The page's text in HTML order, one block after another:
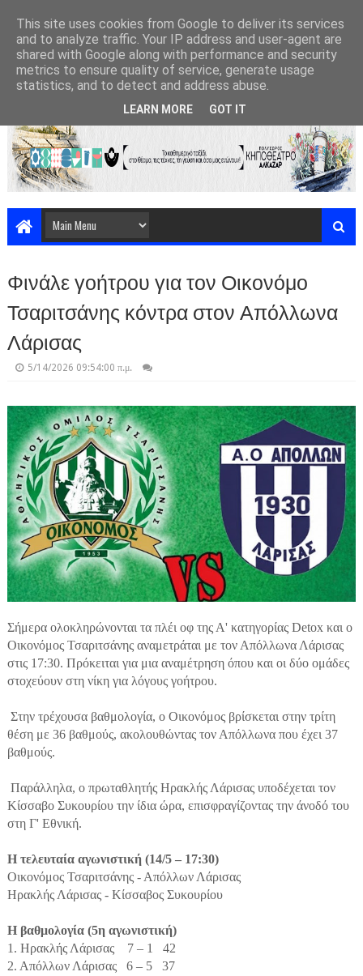
Φινάλε γοήτρου για τον Οικονόμο
Τσαριτσάνης κόντρα στον Απόλλωνα
Λάρισας
5/14/2026 09:54:00 π.μ.
Σήμερα ολοκληρώνονται τα πλέι οφ της Α' κατηγορίας Detox και ο
Οικονόμος Τσαριτσάνης αναμετράται με τον Απόλλωνα Λάρισας
στις 17:30. Πρόκειται για μια αναμέτρηση όπου και οι δύο ομάδες
στοχεύουν στη νίκη για λόγους γοήτρου.
Στην τρέχουσα βαθμολογία, ο Οικονόμος βρίσκεται στην τρίτη
θέση με 36 βαθμούς, ακολουθώντας τον Απόλλωνα που έχει 37
βαθμούς.
Παράλληλα, ο πρωταθλητής Ηρακλής Λάρισας υποδέχεται τον
Κίσσαβο Συκουρίου την ίδια ώρα, επισφραγίζοντας την άνοδό του
στη Γ' Εθνική.
Η τελευταία αγωνιστική (14/5 – 17:30)
Οικονόμος Τσαριτσάνης - Απόλλων Λάρισας
Ηρακλής Λάρισας - Κίσσαβος Συκουρίου
Η βαθμολογία (5η αγωνιστική)
1. Ηρακλής Λάρισας 7 – 1 42
2. Απόλλων Λάρισας 6 – 5 37
This site uses cookies from Google to deliver its services
and to analyze traffic. Your IP address and user-agent are
shared with Google along with performance and security
metrics to ensure quality of service, generate usage
statistics, and to detect and address abuse.
LEARN MORE GOT IT